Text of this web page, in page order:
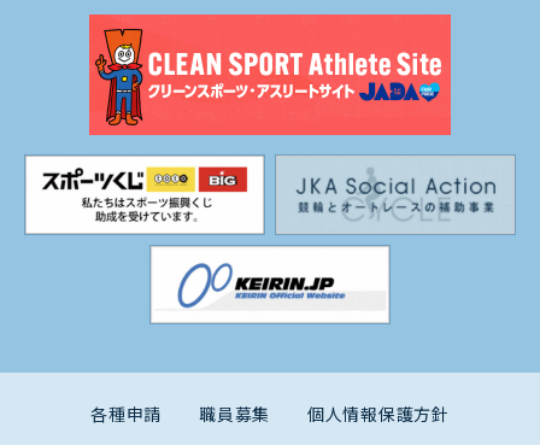
各種申請 職員募集 個人情報保護方針